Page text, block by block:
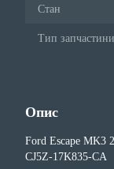
Стан
Тип запчастини
Опис
Ford Escape MK3
CJ5Z-17K835-CA